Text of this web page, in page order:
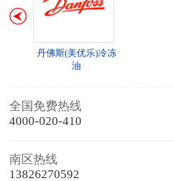
丹佛斯(美优乐)冷冻
油
全国免费热线
4000-020-410
南区热线
13826270592